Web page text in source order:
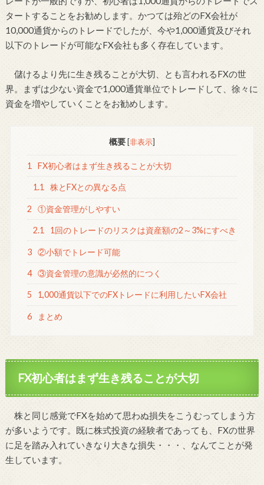
タートすることをお勧めします。かつては殆どのFX会社が
10,000通貨からのトレードでしたが、今や1,000通貨及びそれ
以下のトレードが可能なFX会社も多く存在しています。
儲けるより先に生き残ることが大切、とも言われるFXの世
界。まずは少ない資金で1,000通貨単位でトレードして、徐々に
資金を増やしていくことをお勧めします。
概要[非表示]
1 FX初心者はまず生き残ることが大切
1.1 株とFXとの異なる点
2 ①資金管理がしやすい
2.1 1回のトレードのリスクは資産額の2～3%にすべき
3 ②小額でトレード可能
4 ③資金管理の意識が必然的につく
5 1,000通貨以下でのFXトレードに利用したいFX会社
6 まとめ
FX初心者はまず生き残ることが大切
株と同じ感覚でFXを始めて思わぬ損失をこうむってしまう方
が多いようです。既に株式投資の経験者であっても、FXの世界
に足を踏み入れていきなり大きな損失・・・、なんてことが発
生しています。